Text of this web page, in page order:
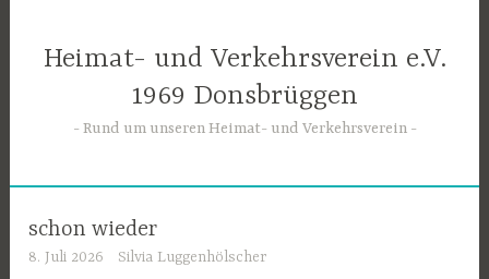
springenHeimat- und Verkehrsverein e.V.
1969 Donsbrüggen
Rund um unseren Heimat- und Verkehrsverein
schon wieder
8. Juli 2026 Silvia Luggenhölscher